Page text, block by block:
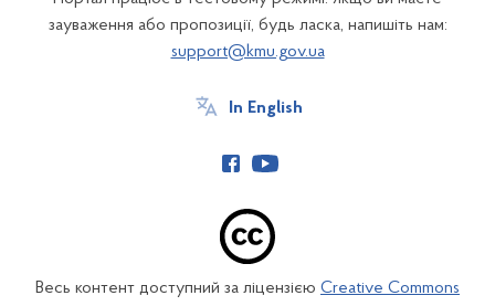
зауваження або пропозиції, будь ласка, напишіть нам:
support@kmu.gov.ua
In English
Весь контент доступний за ліцензією Creative Commons